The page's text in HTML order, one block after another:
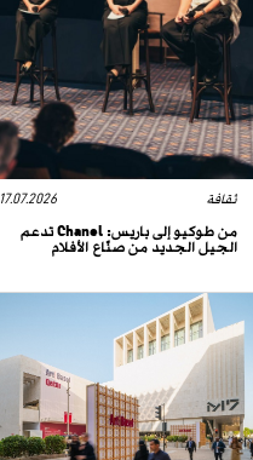
ثقافة 17.07.2026
من طوكيو إلى باريس: Chanel تدعم
الجيل الجديد من صنّاع الأفلام